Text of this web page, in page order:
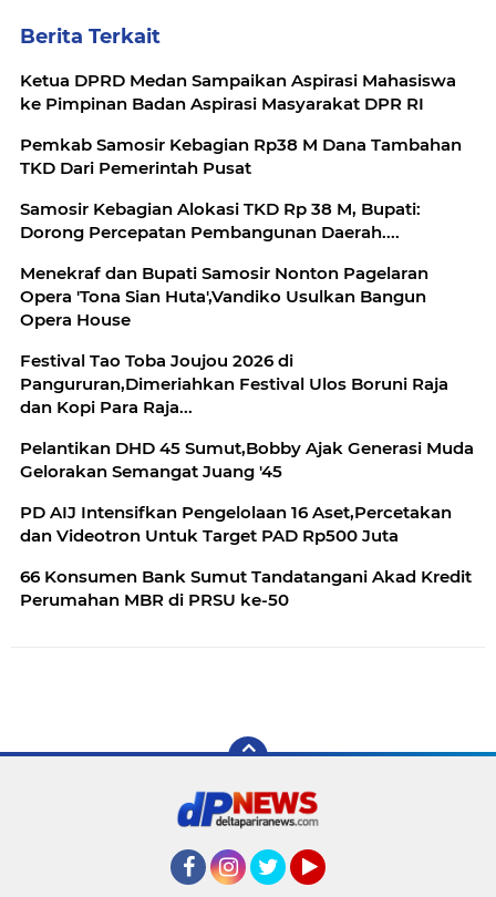
Berita Terkait
Ketua DPRD Medan Sampaikan Aspirasi Mahasiswa
ke Pimpinan Badan Aspirasi Masyarakat DPR RI
Pemkab Samosir Kebagian Rp38 M Dana Tambahan
TKD Dari Pemerintah Pusat
Samosir Kebagian Alokasi TKD Rp 38 M, Bupati:
Dorong Percepatan Pembangunan Daerah....
Menekraf dan Bupati Samosir Nonton Pagelaran
Opera 'Tona Sian Huta',Vandiko Usulkan Bangun
Opera House
Festival Tao Toba Joujou 2026 di
Pangururan,Dimeriahkan Festival Ulos Boruni Raja
dan Kopi Para Raja...
Pelantikan DHD 45 Sumut,Bobby Ajak Generasi Muda
Gelorakan Semangat Juang '45
PD AIJ Intensifkan Pengelolaan 16 Aset,Percetakan
dan Videotron Untuk Target PAD Rp500 Juta
66 Konsumen Bank Sumut Tandatangani Akad Kredit
Perumahan MBR di PRSU ke-50